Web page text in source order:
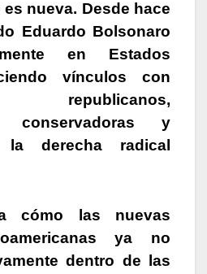
nueva. Desde hace
Eduardo Bolsonaro
en Estados
vínculos con
republicanos,
conservadoras y
la derecha radical
cómo las nuevas
ya no
dentro de las